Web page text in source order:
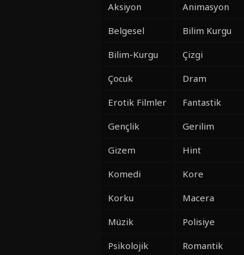
Aksiyon
Animasyon
Belgesel
Bilim Kurgu
Bilim-Kurgu
Çizgi
Çocuk
Dram
Erotik Filmler
Fantastik
Gençlik
Gerilim
Gizem
Hint
Komedi
Kore
Korku
Macera
Müzik
Polisiye
Psikolojik
Romantik